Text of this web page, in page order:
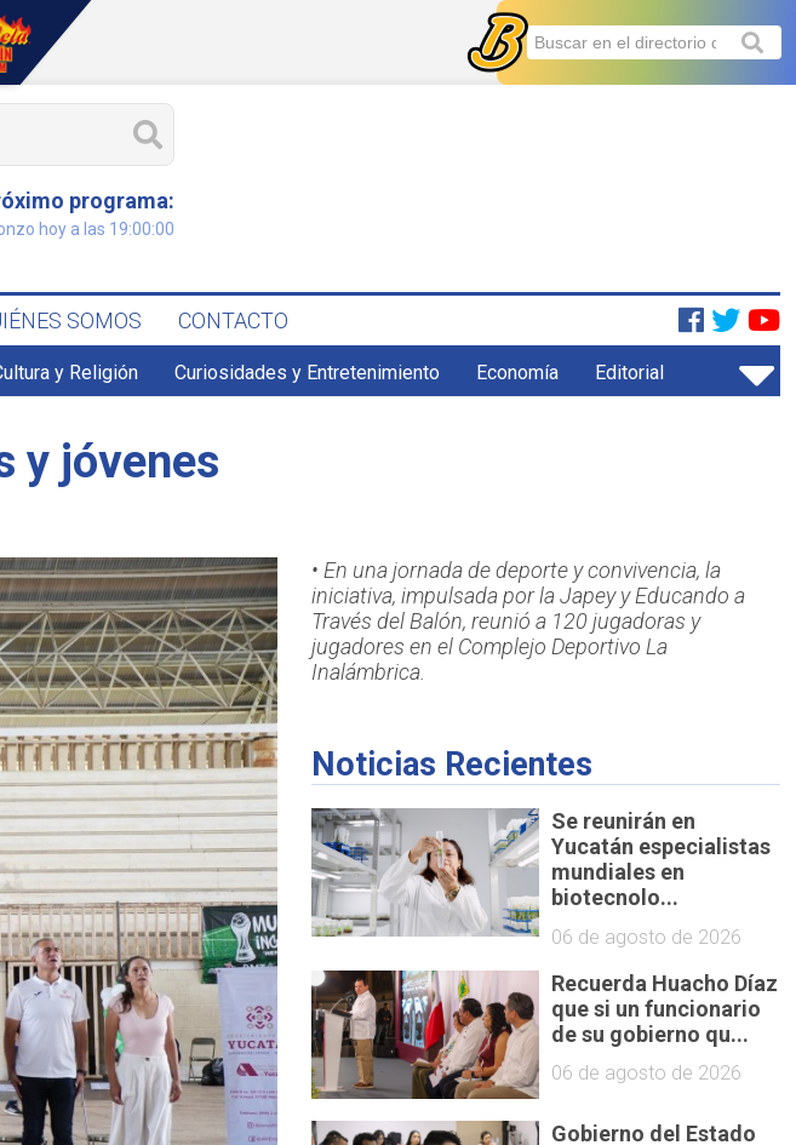
programa:
hoy a las 19:00:00
SOMOS CONTACTO
y Religión Curiosidades y Entretenimiento Economía Editorial
y jóvenes
• En una jornada de deporte y convivencia, la
iniciativa, impulsada por la Japey y Educando a
Través del Balón, reunió a 120 jugadoras y
jugadores en el Complejo Deportivo La
Inalámbrica.
Noticias Recientes
Se reunirán en
Yucatán especialistas
mundiales en
biotecnolo...
06 de agosto de 2026
Recuerda Huacho Díaz
que si un funcionario
de su gobierno qu...
06 de agosto de 2026
Gobierno del Estado